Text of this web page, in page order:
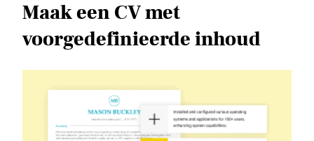
Maak een CV met
voorgedefinieerde inhoud